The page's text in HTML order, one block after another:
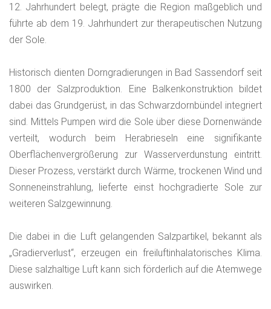
12. Jahrhundert belegt, prägte die Region maßgeblich und
führte ab dem 19. Jahrhundert zur therapeutischen Nutzung
der Sole.
Historisch dienten Dorngradierungen in Bad Sassendorf seit
1800 der Salzproduktion. Eine Balkenkonstruktion bildet
dabei das Grundgerüst, in das Schwarzdornbündel integriert
sind. Mittels Pumpen wird die Sole über diese Dornenwände
verteilt, wodurch beim Herabrieseln eine signifikante
Oberflächenvergrößerung zur Wasserverdunstung eintritt.
Dieser Prozess, verstärkt durch Wärme, trockenen Wind und
Sonneneinstrahlung, lieferte einst hochgradierte Sole zur
weiteren Salzgewinnung.
Die dabei in die Luft gelangenden Salzpartikel, bekannt als
„Gradierverlust“, erzeugen ein freiluftinhalatorisches Klima.
Diese salzhaltige Luft kann sich förderlich auf die Atemwege
auswirken.